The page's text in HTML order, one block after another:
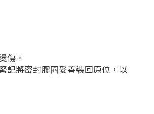
傷。
記將密封膠圈妥善裝回原位，以